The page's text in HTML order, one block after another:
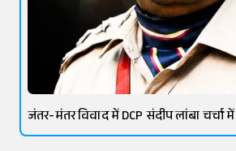
जंतर-मंतर विवाद में DCP संदीप लांबा चर्चा में